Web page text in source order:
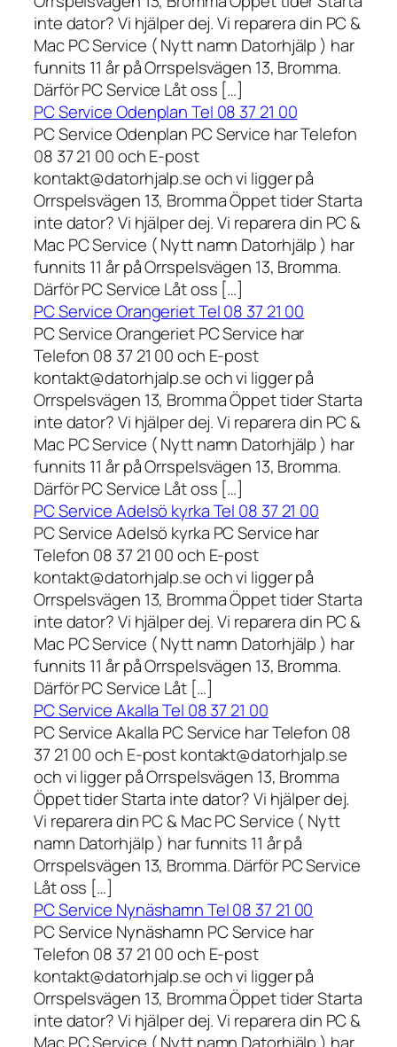
inte dator? Vi hjälper dej. Vi reparera din PC &
Mac PC Service ( Nytt namn Datorhjälp ) har
funnits 11 år på Orrspelsvägen 13, Bromma.
Därför PC Service Låt oss […]
PC Service Odenplan Tel 08 37 21 00
PC Service Odenplan PC Service har Telefon
08 37 21 00 och E-post
kontakt@datorhjalp.se och vi ligger på
Orrspelsvägen 13, Bromma Öppet tider Starta
inte dator? Vi hjälper dej. Vi reparera din PC &
Mac PC Service ( Nytt namn Datorhjälp ) har
funnits 11 år på Orrspelsvägen 13, Bromma.
Därför PC Service Låt oss […]
PC Service Orangeriet Tel 08 37 21 00
PC Service Orangeriet PC Service har
Telefon 08 37 21 00 och E-post
kontakt@datorhjalp.se och vi ligger på
Orrspelsvägen 13, Bromma Öppet tider Starta
inte dator? Vi hjälper dej. Vi reparera din PC &
Mac PC Service ( Nytt namn Datorhjälp ) har
funnits 11 år på Orrspelsvägen 13, Bromma.
Därför PC Service Låt oss […]
PC Service Adelsö kyrka Tel 08 37 21 00
PC Service Adelsö kyrka PC Service har
Telefon 08 37 21 00 och E-post
kontakt@datorhjalp.se och vi ligger på
Orrspelsvägen 13, Bromma Öppet tider Starta
inte dator? Vi hjälper dej. Vi reparera din PC &
Mac PC Service ( Nytt namn Datorhjälp ) har
funnits 11 år på Orrspelsvägen 13, Bromma.
Därför PC Service Låt […]
PC Service Akalla Tel 08 37 21 00
PC Service Akalla PC Service har Telefon 08
37 21 00 och E-post kontakt@datorhjalp.se
och vi ligger på Orrspelsvägen 13, Bromma
Öppet tider Starta inte dator? Vi hjälper dej.
Vi reparera din PC & Mac PC Service ( Nytt
namn Datorhjälp ) har funnits 11 år på
Orrspelsvägen 13, Bromma. Därför PC Service
Låt oss […]
PC Service Nynäshamn Tel 08 37 21 00
PC Service Nynäshamn PC Service har
Telefon 08 37 21 00 och E-post
kontakt@datorhjalp.se och vi ligger på
Orrspelsvägen 13, Bromma Öppet tider Starta
inte dator? Vi hjälper dej. Vi reparera din PC &